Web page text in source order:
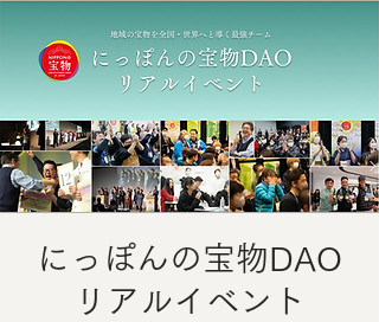
にっぽんの宝物DAO
リアルイベント